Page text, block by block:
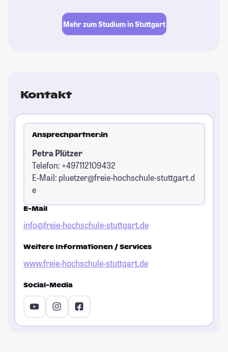
Mehr zum Studium in Stuttgart
Kontakt
Ansprechpartner:in
Petra Plützer
Telefon: +497112109432
E-Mail: pluetzer@freie-hochschule-stuttgart.d
e
E-Mail
info@freie-hochschule-stuttgart.de
Weitere Informationen / Services
www.freie-hochschule-stuttgart.de
Social-Media